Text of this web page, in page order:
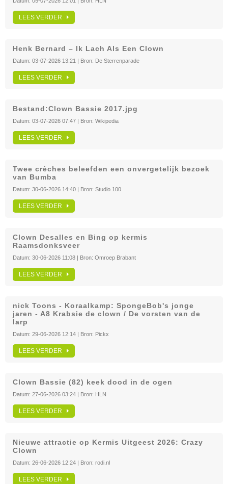
LEES VERDER
Henk Bernard – Ik Lach Als Een Clown
Datum: 03-07-2026 13:21 | Bron: De Sterrenparade
LEES VERDER
Bestand:Clown Bassie 2017.jpg
Datum: 03-07-2026 07:47 | Bron: Wikipedia
LEES VERDER
Twee crèches beleefden een onvergetelijk bezoek
van Bumba
Datum: 30-06-2026 14:40 | Bron: Studio 100
LEES VERDER
Clown Desalles en Bing op kermis
Raamsdonksveer
Datum: 30-06-2026 11:08 | Bron: Omroep Brabant
LEES VERDER
nick Toons - Koraalkamp: SpongeBob's jonge
jaren - A8 Krabsie de clown / De vorsten van de
larp
Datum: 29-06-2026 12:14 | Bron: Pickx
LEES VERDER
Clown Bassie (82) keek dood in de ogen
Datum: 27-06-2026 03:24 | Bron: HLN
LEES VERDER
Nieuwe attractie op Kermis Uitgeest 2026: Crazy
Clown
Datum: 26-06-2026 12:24 | Bron: rodi.nl
LEES VERDER